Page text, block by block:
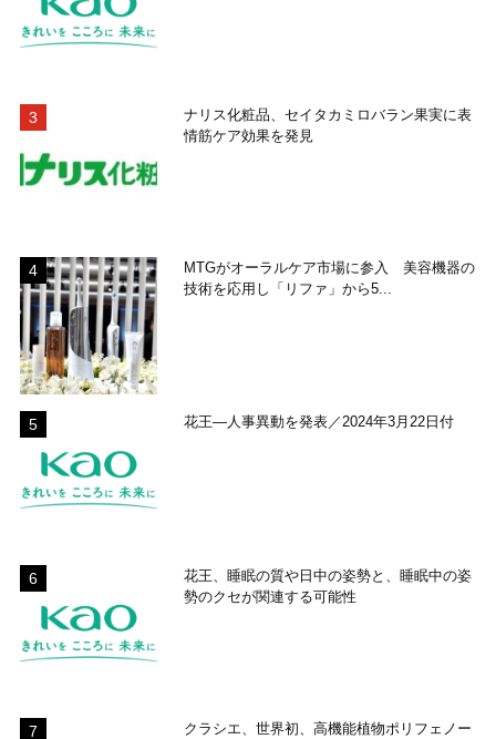
ナリス化粧品、セイタカミロバラン果実に表
情筋ケア効果を発見
MTGがオーラルケア市場に参入 美容機器の
技術を応用し「リファ」から5...
花王―人事異動を発表／2024年3月22日付
花王、睡眠の質や日中の姿勢と、睡眠中の姿
勢のクセが関連する可能性
クラシエ、世界初、高機能植物ポリフェノー